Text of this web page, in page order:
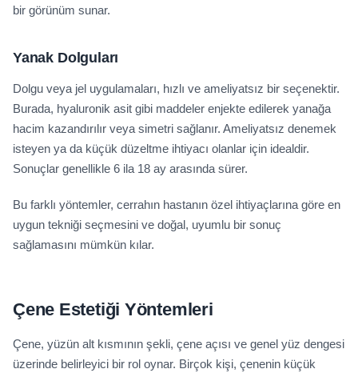
bir görünüm sunar.
Yanak Dolguları
Dolgu veya jel uygulamaları, hızlı ve ameliyatsız bir seçenektir.
Burada, hyaluronik asit gibi maddeler enjekte edilerek yanağa
hacim kazandırılır veya simetri sağlanır. Ameliyatsız denemek
isteyen ya da küçük düzeltme ihtiyacı olanlar için idealdir.
Sonuçlar genellikle 6 ila 18 ay arasında sürer.
Bu farklı yöntemler, cerrahın hastanın özel ihtiyaçlarına göre en
uygun tekniği seçmesini ve doğal, uyumlu bir sonuç
sağlamasını mümkün kılar.
Çene Estetiği Yöntemleri
Çene, yüzün alt kısmının şekli, çene açısı ve genel yüz dengesi
üzerinde belirleyici bir rol oynar. Birçok kişi, çenenin küçük